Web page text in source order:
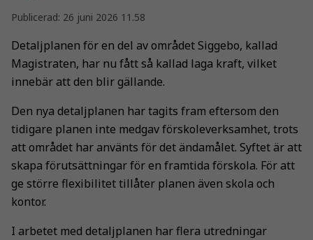
Publicerad: 26 juni 2026 11.58
Detaljplanen för en del av området Siggebo, kallad
Magistraten, har nu fått så kallad laga kraft, vilket
innebär att den blir gällande.
Den nya detaljplanen har tagits fram eftersom den
tidigare planen inte medgav förskoleverksamhet, trots
att området har använts för det ändamålet. Syftet är att
skapa förutsättningar för en framtida förskola. För att
ge större flexibilitet tillåter planen även skola och
kontor.
I arbetet med detaljplanen har flera utredningar